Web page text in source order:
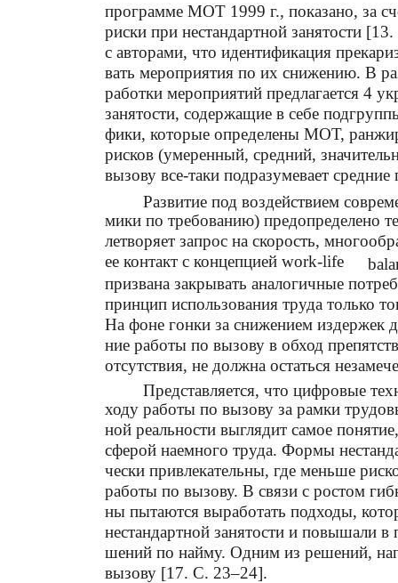
программе МОТ 1999 г., показано, за
риски при нестандартной занятости
с авторами, что идентификация
вать мероприятия по их снижению. В
работки мероприятий предлагается 4
занятости, содержащие в себе
фики, которые определены МОТ,
рисков (умеренный, средний,
вызову все-таки подразумевает
Развитие под воздействием
мики по требованию) предопределено
летворяет запрос на скорость,
ее контакт с концепцией work-life
призвана закрывать аналогичные
принцип использования труда только
На фоне гонки за снижением издержек
ние работы по вызову в обход
отсутствия, не должна остаться
Представляется, что цифровые
ходу работы по вызову за рамки
ной реальности выглядит самое
сферой наемного труда. Формы
чески привлекательны, где меньше
работы по вызову. В связи с ростом
ны пытаются выработать подходы,
нестандартной занятости и повышали
шений по найму. Одним из решений,
вызову [17. С. 23–24].